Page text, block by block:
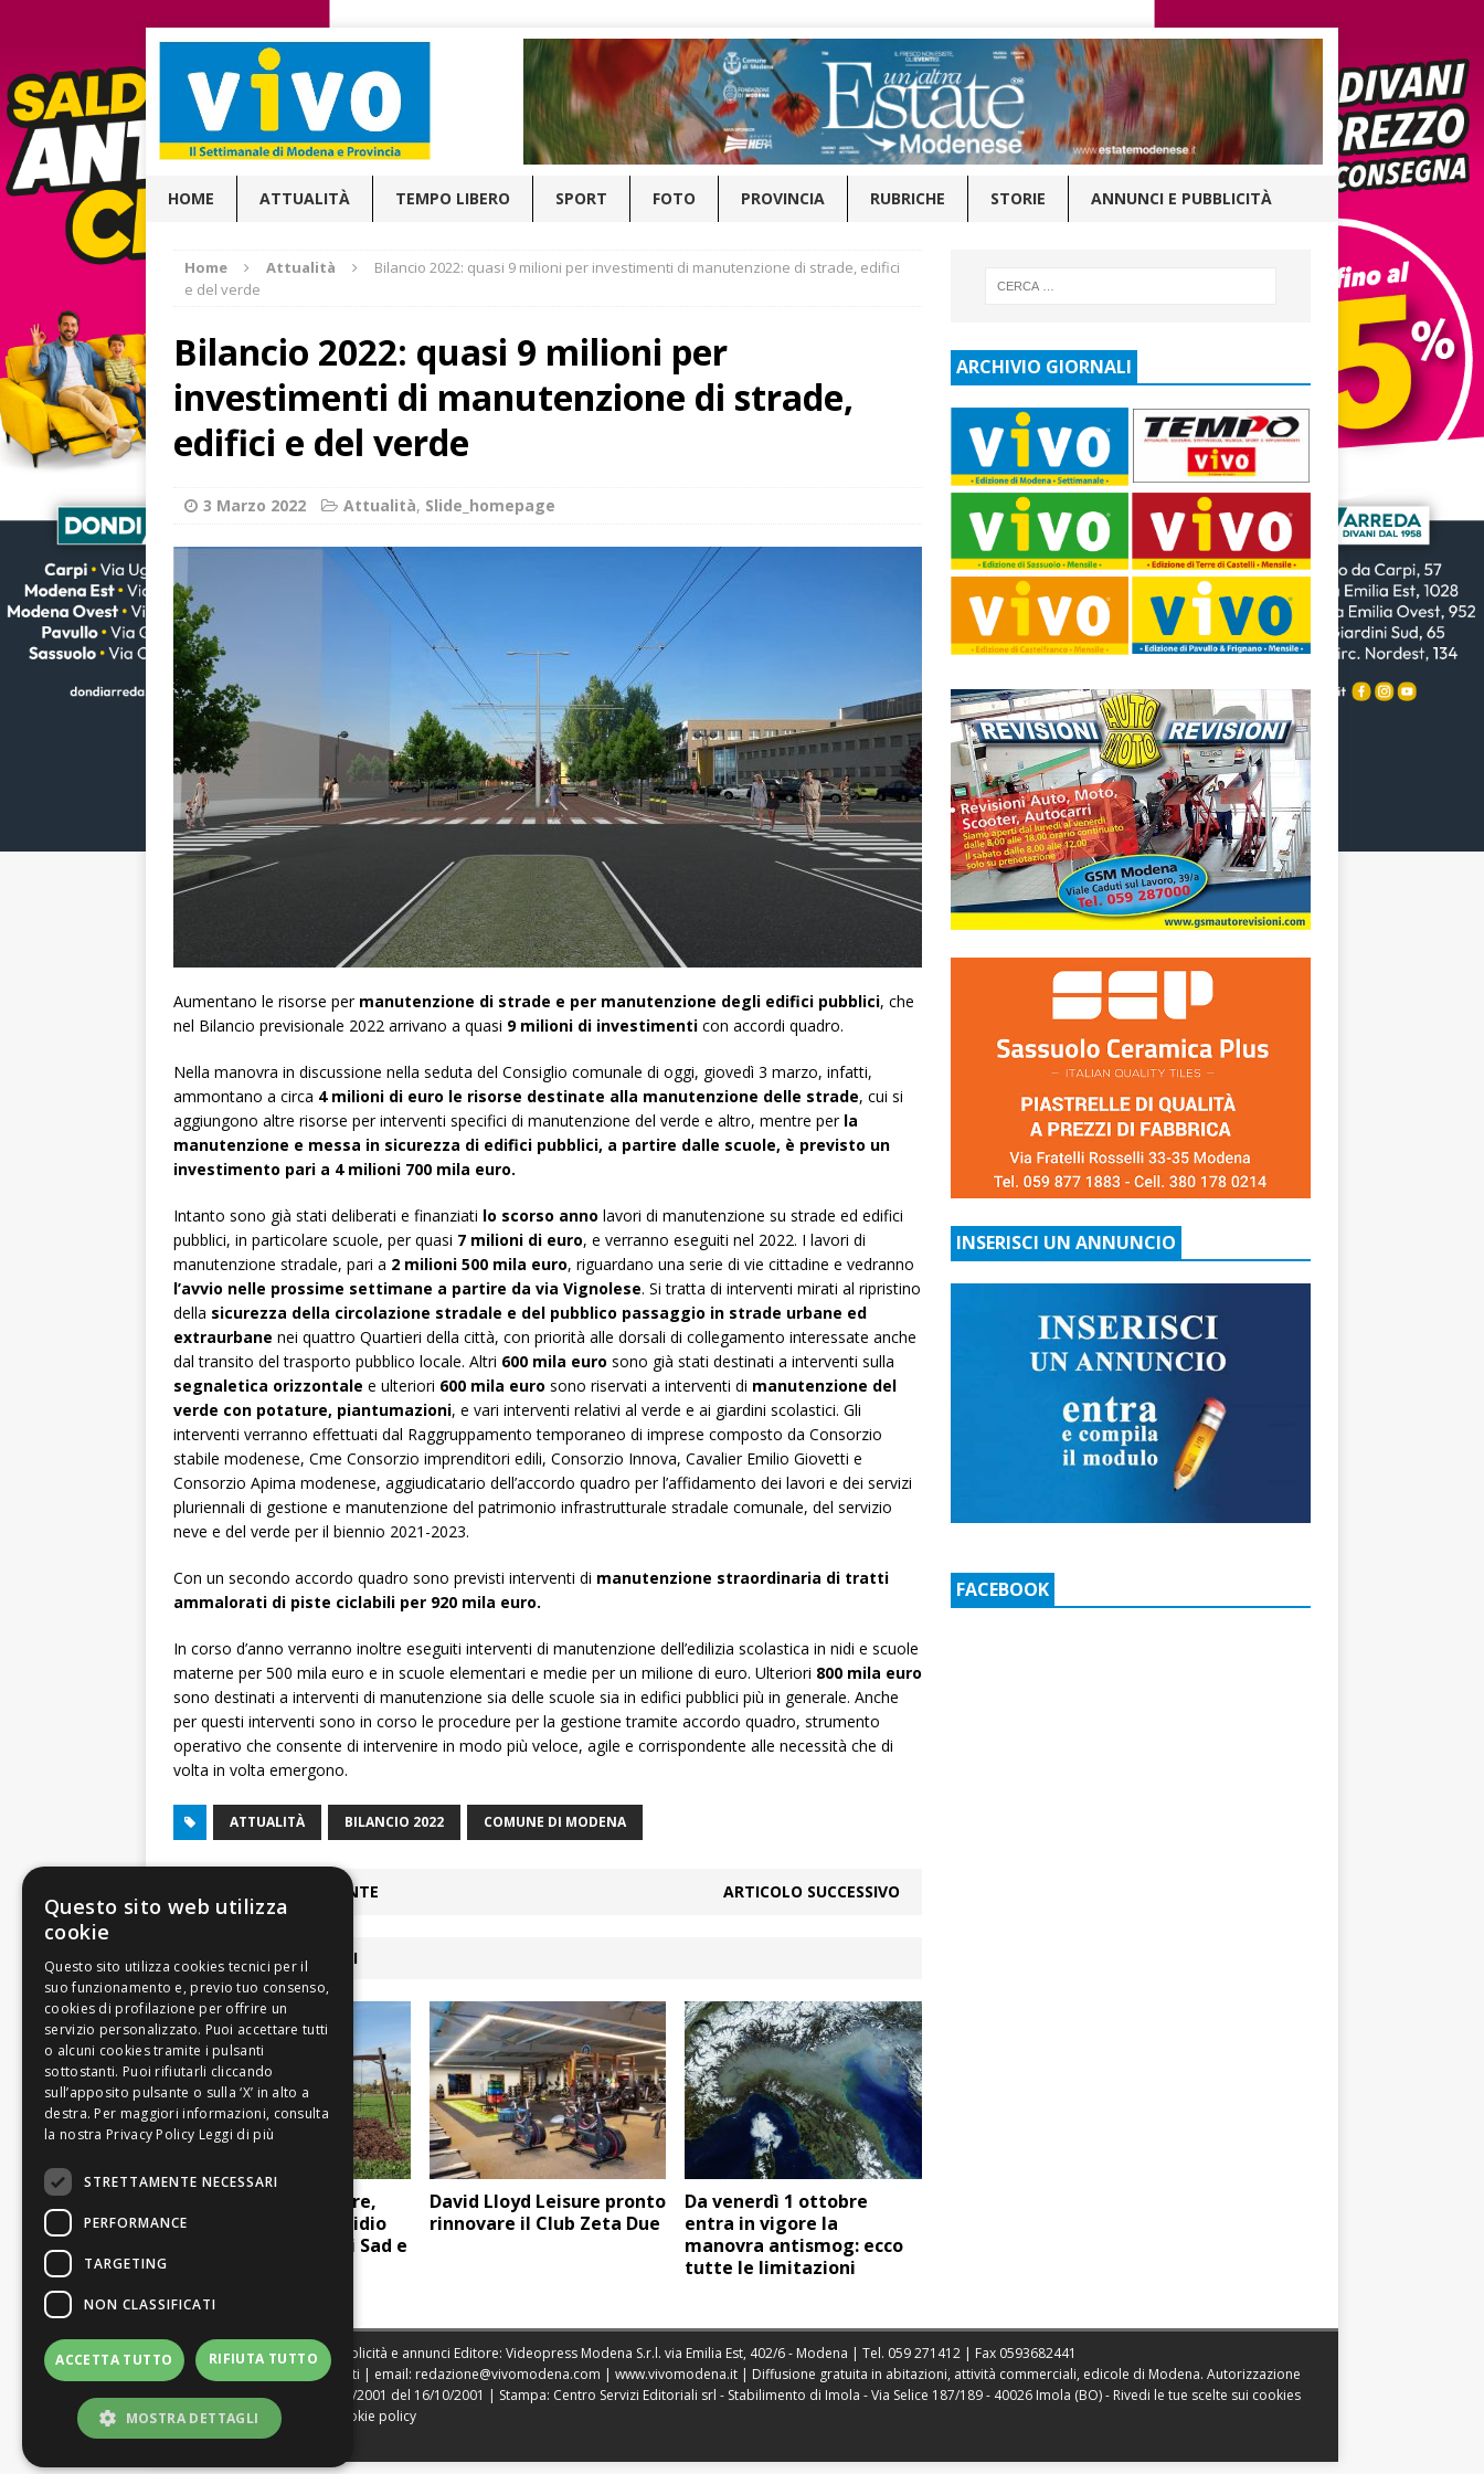
HOME ATTUALITÀ TEMPO LIBERO SPORT FOTO PROVINCIA RUBRICHE STORIE ANNUNCI E PUBBLICITÀ
Home Attualità
Bilancio 2022: quasi 9 milioni per investimenti di manutenzione di strade, edifici
e del verde
Bilancio 2022: quasi 9 milioni per
investimenti di manutenzione di strade,
edifici e del verde
3 Marzo 2022 Attualità, Slide_homepage
Aumentano le risorse per manutenzione di strade e per manutenzione degli edifici pubblici, che
nel Bilancio previsionale 2022 arrivano a quasi 9 milioni di investimenti con accordi quadro.
Nella manovra in discussione nella seduta del Consiglio comunale di oggi, giovedì 3 marzo, infatti,
ammontano a circa 4 milioni di euro le risorse destinate alla manutenzione delle strade, cui si
aggiungono altre risorse per interventi specifici di manutenzione del verde e altro, mentre per la
manutenzione e messa in sicurezza di edifici pubblici, a partire dalle scuole, è previsto un
investimento pari a 4 milioni 700 mila euro.
Intanto sono già stati deliberati e finanziati lo scorso anno lavori di manutenzione su strade ed edifici
pubblici, in particolare scuole, per quasi 7 milioni di euro, e verranno eseguiti nel 2022. I lavori di
manutenzione stradale, pari a 2 milioni 500 mila euro, riguardano una serie di vie cittadine e vedranno
l’avvio nelle prossime settimane a partire da via Vignolese. Si tratta di interventi mirati al ripristino
della sicurezza della circolazione stradale e del pubblico passaggio in strade urbane ed
extraurbane nei quattro Quartieri della città, con priorità alle dorsali di collegamento interessate anche
dal transito del trasporto pubblico locale. Altri 600 mila euro sono già stati destinati a interventi sulla
segnaletica orizzontale e ulteriori 600 mila euro sono riservati a interventi di manutenzione del
verde con potature, piantumazioni, e vari interventi relativi al verde e ai giardini scolastici. Gli
interventi verranno effettuati dal Raggruppamento temporaneo di imprese composto da Consorzio
stabile modenese, Cme Consorzio imprenditori edili, Consorzio Innova, Cavalier Emilio Giovetti e
Consorzio Apima modenese, aggiudicatario dell’accordo quadro per l’affidamento dei lavori e dei servizi
pluriennali di gestione e manutenzione del patrimonio infrastrutturale stradale comunale, del servizio
neve e del verde per il biennio 2021-2023.
Con un secondo accordo quadro sono previsti interventi di manutenzione straordinaria di tratti
ammalorati di piste ciclabili per 920 mila euro.
In corso d’anno verranno inoltre eseguiti interventi di manutenzione dell’edilizia scolastica in nidi e scuole
materne per 500 mila euro e in scuole elementari e medie per un milione di euro. Ulteriori 800 mila euro
sono destinati a interventi di manutenzione sia delle scuole sia in edifici pubblici più in generale. Anche
per questi interventi sono in corso le procedure per la gestione tramite accordo quadro, strumento
operativo che consente di intervenire in modo più veloce, agile e corrispondente alle necessità che di
volta in volta emergono.
ATTUALITÀ BILANCIO 2022 COMUNE DI MODENA
ARTICOLO PRECEDENTE ARTICOLO SUCCESSIVO
ARTICOLI COLLEGATI
Sicurezza: telecamere,
illuminazione e presidio
sociale al Parco Novi Sad e
David Lloyd Leisure pronto
rinnovare il Club Zeta Due
Da venerdì 1 ottobre
entra in vigore la
manovra antismog: ecco
tutte le limitazioni
ARCHIVIO GIORNALI
INSERISCI UN ANNUNCIO
FACEBOOK
Sede legale, Redazione, pubblicità e annunci Editore: Videopress Modena S.r.l. via Emilia Est, 402/6 - Modena | Tel. 059 271412 | Fax 0593682441
Direttore Resp. Giovanni Botti | email: redazione@vivomodena.com | www.vivomodena.it | Diffusione gratuita in abitazioni, attività commerciali, edicole di Modena. Autorizzazione
Tribunale di Modena n. 1604/2001 del 16/10/2001 | Stampa: Centro Servizi Editoriali srl - Stabilimento di Imola - Via Selice 187/189 - 40026 Imola (BO) - Rivedi le tue scelte sui cookies
|Web Agency Modena Cookie policy
|Privacy policy
Questo sito web utilizza
cookie
Leggi di più
STRETTAMENTE NECESSARI
PERFORMANCE
TARGETING
NON CLASSIFICATI
ACCETTA TUTTO RIFIUTA TUTTO
MOSTRA DETTAGLI